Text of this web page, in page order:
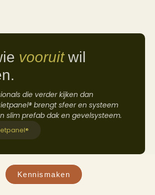
vooruitwil
die verder kijken dan
brengt sfeer en systeem
slim prefab dak en gevelsysteem.
Kennismaken